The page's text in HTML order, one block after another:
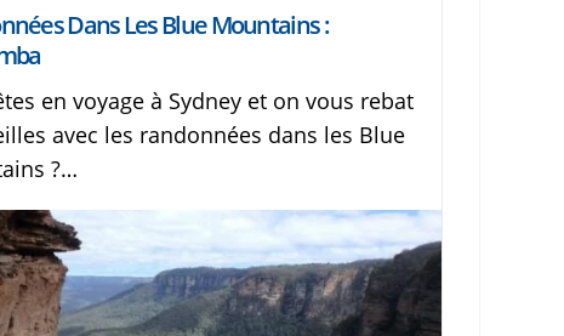
Dans Les Blue Mountains :
en voyage à Sydney et on vous rebat
avec les randonnées dans les Blue
?…